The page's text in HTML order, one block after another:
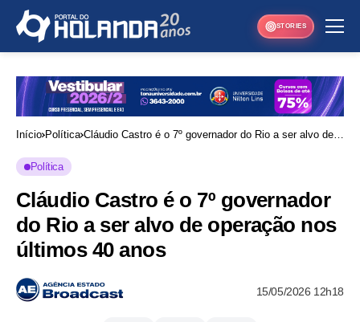
STORIES
Início Política Cláudio Castro é o 7º governador do Rio a ser alvo de
Política
Cláudio Castro é o 7º governador
do Rio a ser alvo de operação nos
últimos 40 anos
15/05/2026 12h18